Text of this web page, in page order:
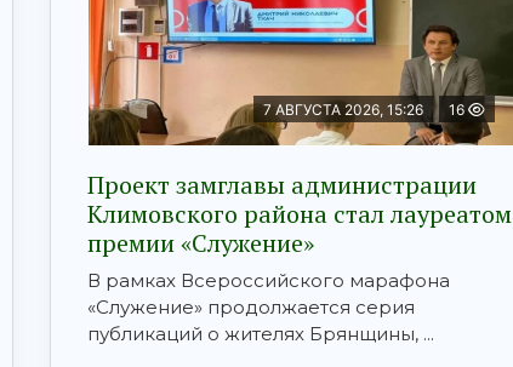
7 АВГУСТА 2026, 15:26 16
Проект замглавы администрации
Климовского района стал лауреатом
премии «Служение»
В рамках Всероссийского марафона
«Служение» продолжается серия
публикаций о жителях Брянщины, ...